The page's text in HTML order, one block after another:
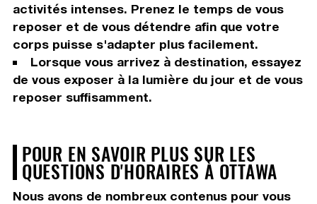
activités intenses. Prenez le temps de vous
reposer et de vous détendre afin que votre
corps puisse s'adapter plus facilement.
Lorsque vous arrivez à destination, essayez
de vous exposer à la lumière du jour et de vous
reposer suffisamment.
POUR EN SAVOIR PLUS SUR LES
QUESTIONS D'HORAIRES À OTTAWA
Nous avons de nombreux contenus pour vous